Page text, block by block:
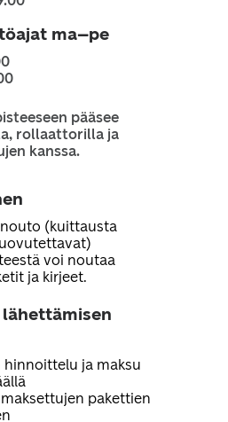
ma–pe
pääsee
rollaattorilla ja
kanssa.
(kuittausta
voi noutaa
ja kirjeet.
hinnoittelu ja maksu
pakettien